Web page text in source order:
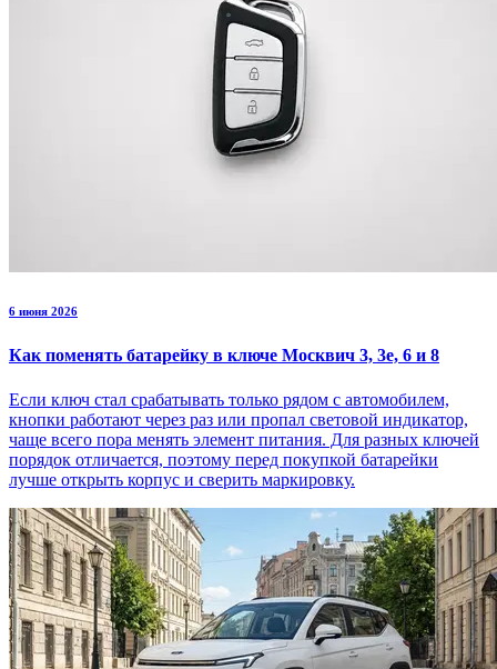
6 июня 2026
Как поменять батарейку в ключе Москвич 3, 3е, 6 и 8
Если ключ стал срабатывать только рядом с автомобилем,
кнопки работают через раз или пропал световой индикатор,
чаще всего пора менять элемент питания. Для разных ключей
порядок отличается, поэтому перед покупкой батарейки
лучше открыть корпус и сверить маркировку.